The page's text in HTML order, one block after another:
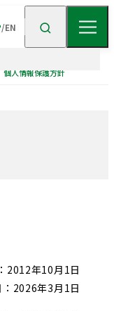
受賞歴
物流施設事業
サステナビリティ
/EN
個人情報保護方針
2012年10月1日
：2026年3月1日